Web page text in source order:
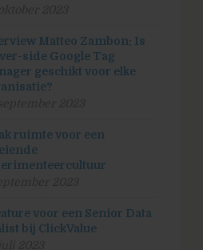
Matteo Zambon: Is
side Google Tag
geschikt voor elke
ruimte voor een
voor een Senior Data
bij ClickValue